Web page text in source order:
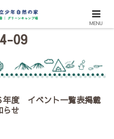
09
年度 イベント一覧表掲載
らせ
MENU